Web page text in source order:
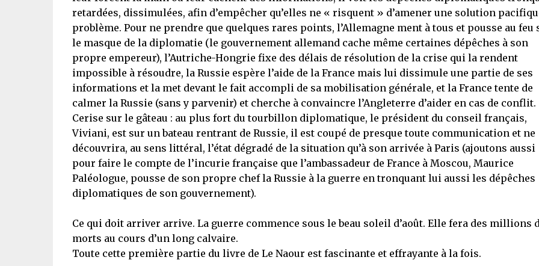
retardées, dissimulées, afin d’empêcher qu’elles ne « risquent » d’amener une solution
problème. Pour ne prendre que quelques rares points, l’Allemagne ment à tous et pousse au feu
le masque de la diplomatie (le gouvernement allemand cache même certaines dépêches à son
propre empereur), l’Autriche-Hongrie fixe des délais de résolution de la crise qui la rendent
impossible à résoudre, la Russie espère l’aide de la France mais lui dissimule une partie de ses
informations et la met devant le fait accompli de sa mobilisation générale, et la France tente de
calmer la Russie (sans y parvenir) et cherche à convaincre l’Angleterre d’aider en cas de conflit.
Cerise sur le gâteau : au plus fort du tourbillon diplomatique, le président du conseil français,
Viviani, est sur un bateau rentrant de Russie, il est coupé de presque toute communication et ne
découvrira, au sens littéral, l’état dégradé de la situation qu’à son arrivée à Paris (ajoutons aussi
pour faire le compte de l’incurie française que l’ambassadeur de France à Moscou, Maurice
Paléologue, pousse de son propre chef la Russie à la guerre en tronquant lui aussi les dépêches
diplomatiques de son gouvernement).
Ce qui doit arriver arrive. La guerre commence sous le beau soleil d’août. Elle fera des millions
morts au cours d’un long calvaire.
Toute cette première partie du livre de Le Naour est fascinante et effrayante à la fois.